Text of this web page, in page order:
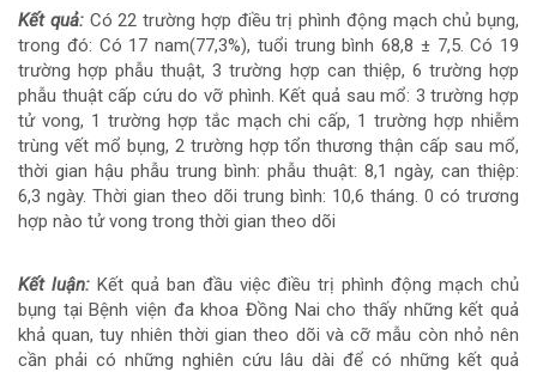
Kết quả: Có 22 trường hợp điều trị phình động mạch chủ bụng,
trong đó: Có 17 nam(77,3%), tuổi trung bình 68,8 ± 7,5. Có 19
trường hợp phẫu thuật, 3 trường hợp can thiệp, 6 trường hợp
phẫu thuật cấp cứu do vỡ phình. Kết quả sau mổ: 3 trường hợp
tử vong, 1 trường hợp tắc mạch chi cấp, 1 trường hợp nhiễm
trùng vết mổ bụng, 2 trường hợp tổn thương thận cấp sau mổ,
thời gian hậu phẫu trung bình: phẫu thuật: 8,1 ngày, can thiệp:
6,3 ngày. Thời gian theo dõi trung bình: 10,6 tháng. 0 có trương
hợp nào tử vong trong thời gian theo dõi
Kết luận: Kết quả ban đầu việc điều trị phình động mạch chủ
bụng tại Bệnh viện đa khoa Đồng Nai cho thấy những kết quả
khả quan, tuy nhiên thời gian theo dõi và cỡ mẫu còn nhỏ nên
cần phải có những nghiên cứu lâu dài để có những kết quả